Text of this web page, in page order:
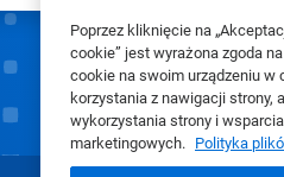
Poprzez kliknięcie na
cookie” jest wyrażona zgoda
cookie na swoim urządzeniu w
korzystania z nawigacji strony,
wykorzystania strony i
marketingowych. Polityka